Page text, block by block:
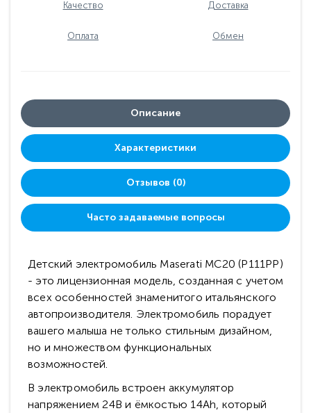
Качество Доставка
Оплата Обмен
Описание
Характеристики
Отзывов (0)
Часто задаваемые вопросы
Детский электромобиль Maserati MC20 (P111PP)
- это лицензионная модель, созданная с учетом
всех особенностей знаменитого итальянского
автопроизводителя. Электромобиль порадует
вашего малыша не только стильным дизайном,
но и множеством функциональных
возможностей.
В электромобиль встроен аккумулятор
напряжением 24В и ёмкостью 14Ah, который